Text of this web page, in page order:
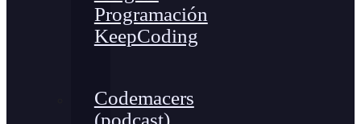
Programación
KeepCoding
Codemacers
(podcast)